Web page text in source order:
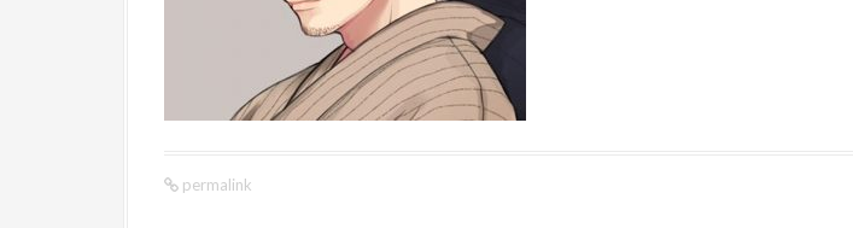
permalink